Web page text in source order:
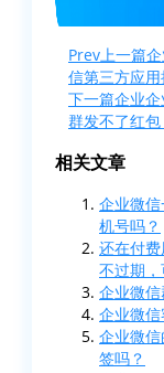
Prev上一篇
信第三方应
下一篇企业
群发不了红包
相关文章
企业微
机号吗？
还在付
不过期，
企业微
企业微
企业微
签吗？